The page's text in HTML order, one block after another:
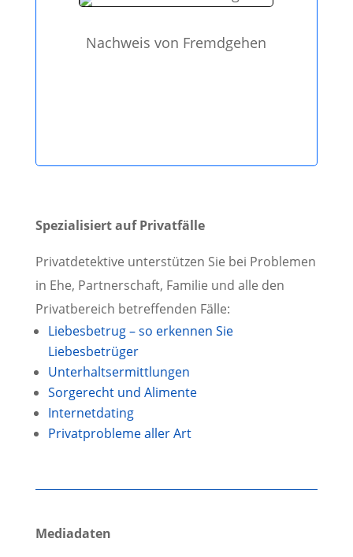
Nachweis von Fremdgehen
Spezialisiert auf Privatfälle
Privatdetektive unterstützen Sie bei Problemen
in Ehe, Partnerschaft, Familie und alle den
Privatbereich betreffenden Fälle:
Liebesbetrug – so erkennen Sie
Liebesbetrüger
Unterhalts­ermittlungen
Sorgerecht und Alimente
Internetdating
Privatprobleme aller Art
Mediadaten